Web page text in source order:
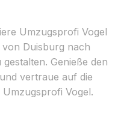
Umzugsprofi Vogel
Duisburg nach
Genieße den
vertraue auf die
Vogel.